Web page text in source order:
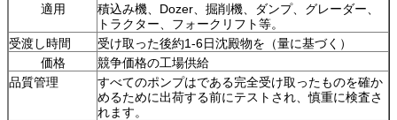
適用
積込み機、Dozer、掘削機、ダンプ、グレーダー、
トラクター、フォークリフト等。
受渡し時間
受け取った後約1-6日沈殿物を（量に基づく）
価格
競争価格の工場供給
品質管理
すべてのポンプはである完全受け取ったものを確か
めるために出荷する前にテストされ、慎重に検査さ
れます。